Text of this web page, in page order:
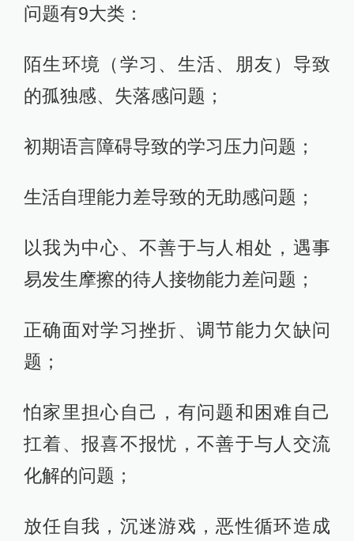
问题有9大类：
陌生环境（学习、生活、朋友）导致
的孤独感、失落感问题；
初期语言障碍导致的学习压力问题；
生活自理能力差导致的无助感问题；
以我为中心、不善于与人相处，遇事
易发生摩擦的待人接物能力差问题；
正确面对学习挫折、调节能力欠缺问
题；
怕家里担心自己，有问题和困难自己
扛着、报喜不报忧，不善于与人交流
化解的问题；
放任自我，沉迷游戏，恶性循环造成